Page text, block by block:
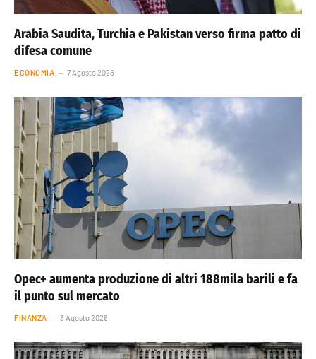
Arabia Saudita, Turchia e Pakistan verso firma patto di
difesa comune
ECONOMIA 7 Agosto 2026
Opec+ aumenta produzione di altri 188mila barili e fa
il punto sul mercato
FINANZA 3 Agosto 2026